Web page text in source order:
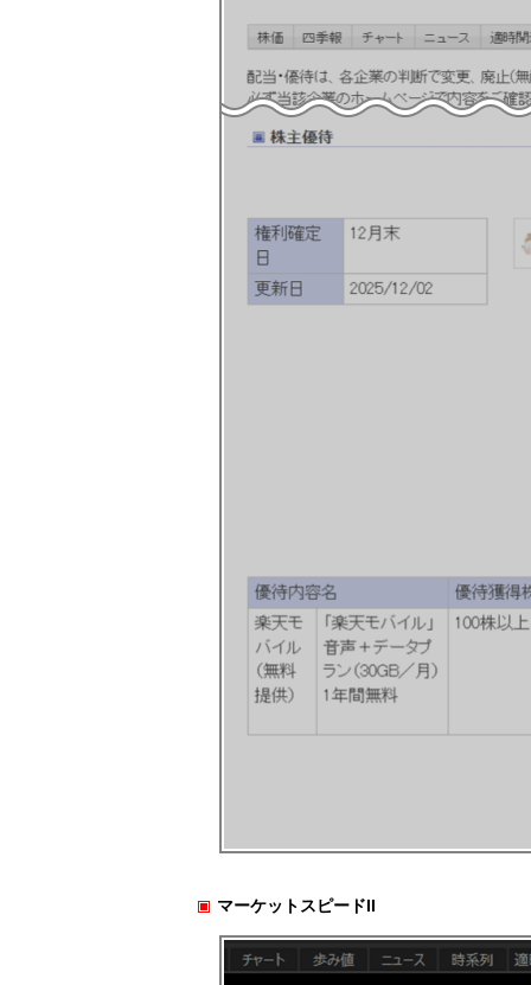
マーケットスピードII